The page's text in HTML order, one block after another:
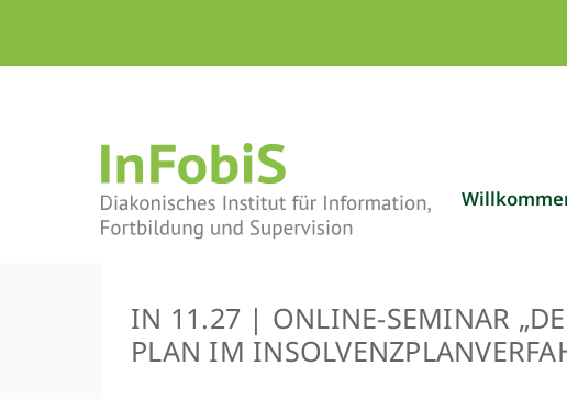
content
IN 11.27 | ONLINE-SEMINAR
PLAN IM